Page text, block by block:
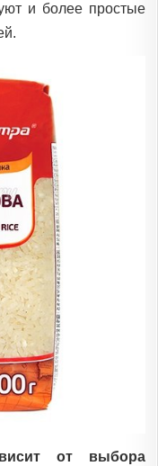
и более простые
от выбора